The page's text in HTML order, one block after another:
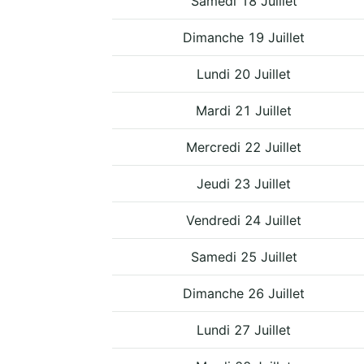
Dimanche 19 Juillet
Lundi 20 Juillet
Mardi 21 Juillet
Mercredi 22 Juillet
Jeudi 23 Juillet
Vendredi 24 Juillet
Samedi 25 Juillet
Dimanche 26 Juillet
Lundi 27 Juillet